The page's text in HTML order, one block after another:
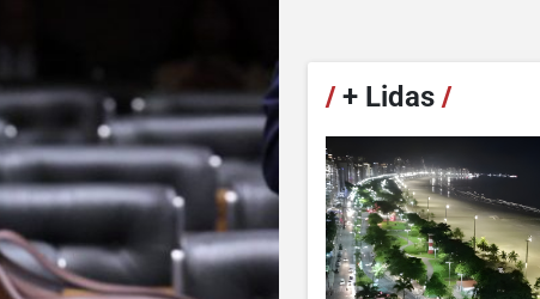
/+ Lidas /